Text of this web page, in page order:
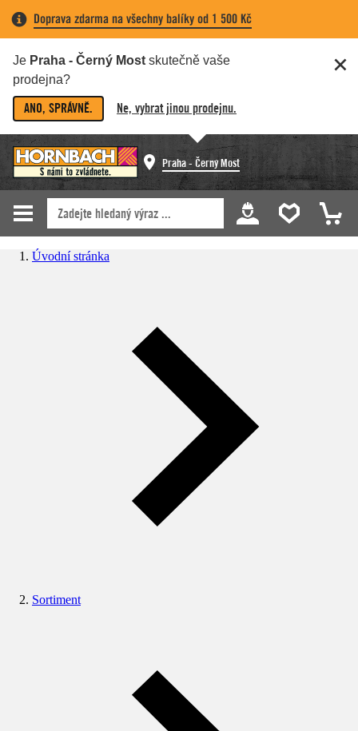
Doprava zdarma na všechny balíky od 1 500 Kč
Je Praha - Černý Most skutečně vaše
prodejna?
ANO, SPRÁVNĚ. Ne, vybrat jinou prodejnu.
Praha - Černý Most
Úvodní stránka
Sortiment